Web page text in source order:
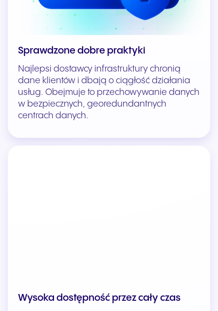
Sprawdzone dobre praktyki
Najlepsi dostawcy infrastruktury chronią
dane klientów i dbają o ciągłość działania
usług. Obejmuje to przechowywanie danych
w bezpiecznych, georedundantnych
centrach danych.
Wysoka dostępność przez cały czas